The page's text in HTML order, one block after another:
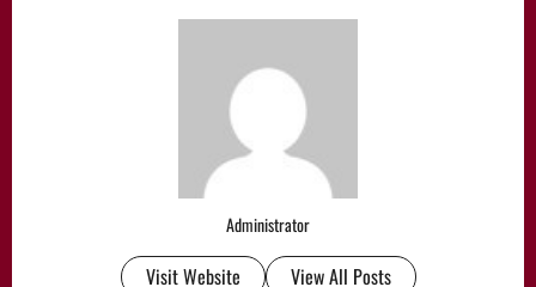
Administrator
Visit Website View All Posts